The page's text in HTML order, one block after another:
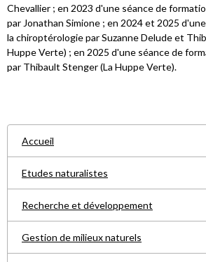
Chevallier ; en 2023 d'une séance de
par Jonathan Simione ; en 2024 et 2025
la chiroptérologie par Suzanne Delude et
Huppe Verte) ; en 2025 d'une séance de
par Thibault Stenger (La Huppe Verte).
Accueil
Etudes naturalistes
Recherche et développement
Gestion de milieux naturels